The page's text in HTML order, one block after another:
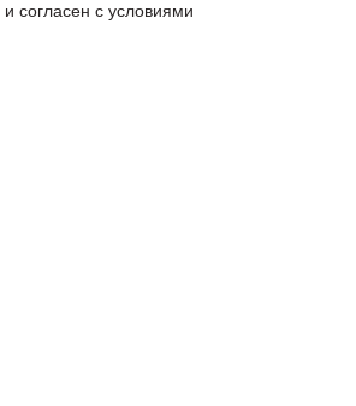
и согласен с условиями